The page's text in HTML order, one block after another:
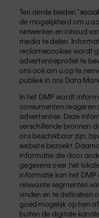
Ten derde bieden “
de mogelijkheid om u
netwerken en inhoud
media te delen.
reclamecookies wordt
advertentieprofiel te
ons ook om u op te
publiek in ons Data
In het DMP wordt
consumenten reageren
advertenties. Deze
verschillende bronnen
ons beschikbaar zijn,
website bezoekt.
informatie die door
gegevens over het
informatie kan het
relevante segmenten
vinden en te definiëren
goed mogelijk op hen
buiten de digitale